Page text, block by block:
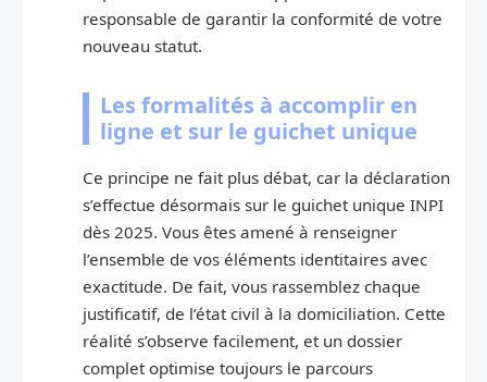
responsable de garantir la conformité de votre
nouveau statut.
Les formalités à accomplir en
ligne et sur le guichet unique
Ce principe ne fait plus débat, car la déclaration
s’effectue désormais sur le guichet unique INPI
dès 2025. Vous êtes amené à renseigner
l’ensemble de vos éléments identitaires avec
exactitude. De fait, vous rassemblez chaque
justificatif, de l’état civil à la domiciliation. Cette
réalité s’observe facilement, et un dossier
complet optimise toujours le parcours